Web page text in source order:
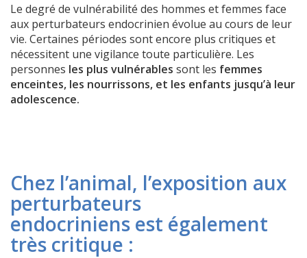
Le degré de vulnérabilité des hommes et femmes face
aux perturbateurs endocrinien évolue au cours de leur
vie. Certaines périodes sont encore plus critiques et
nécessitent une vigilance toute particulière. Les
personnes les plus vulnérables sont les femmes
enceintes, les nourrissons, et les enfants jusqu’à leur
adolescence.
Chez l’animal, l’exposition aux
perturbateurs
endocriniens est également
très critique :